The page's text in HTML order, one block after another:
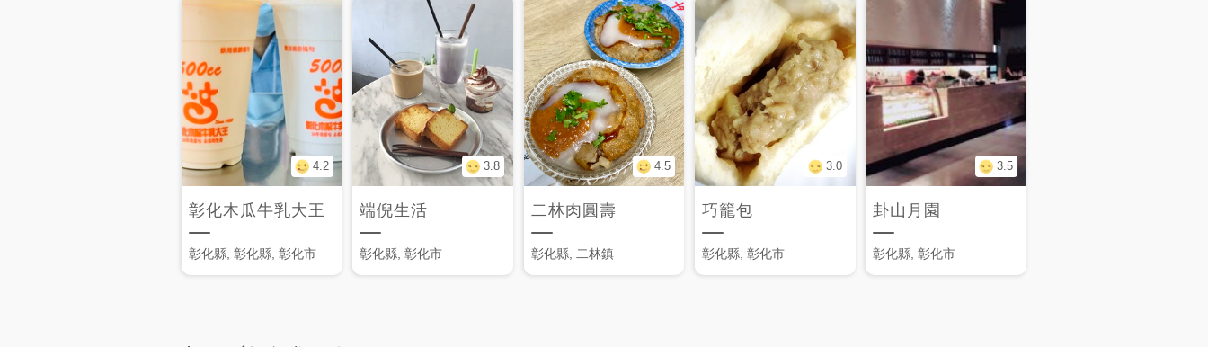
4.2
彰化木瓜牛乳大王
彰化縣, 彰化縣, 彰化市
3.8
端倪生活
彰化縣, 彰化市
4.5
二林肉圓壽
彰化縣, 二林鎮
3.0
巧籠包
彰化縣, 彰化市
3.5
卦山月園
彰化縣, 彰化市